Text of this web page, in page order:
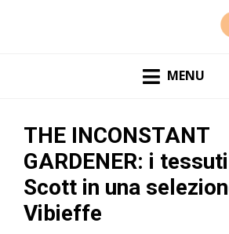
MENU
THE INCONSTANT
GARDENER: i
Scott in una
Vibieffe